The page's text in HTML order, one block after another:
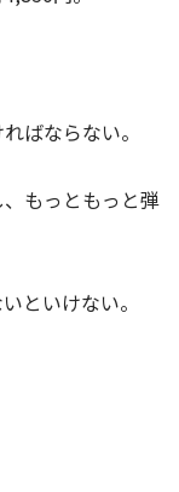
ばならない。
もっともっと弾
といけない。